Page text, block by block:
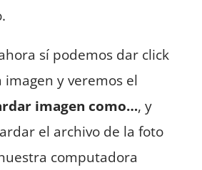
sí podemos dar click
imagen y veremos el
imagen como…, y
el archivo de la foto
computadora